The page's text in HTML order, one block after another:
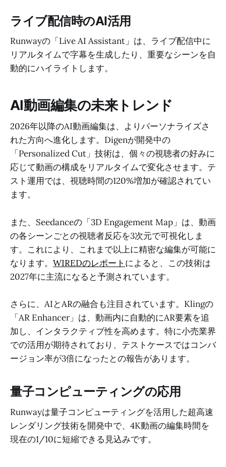
ライブ配信時のAI活用
Runwayの「Live AI Assistant」は、ライブ配信中に
リアルタイムで字幕を生成したり、重要なシーンを自
動的にハイライトします。
AI動画編集の未来トレンド
2026年以降のAI動画編集は、よりパーソナライズさ
れた方向へ進化します。Digenが開発中の
「Personalized Cut」技術は、個々の視聴者の好みに
応じて動画の構成をリアルタイムで変化させます。テ
スト運用では、視聴時間の120%増加が確認されてい
ます。
また、Seedanceの「3D Engagement Map」は、動画
の各シーンごとの視聴者反応を3次元で可視化しま
す。これにより、これまで以上に精密な編集が可能に
なります。 WIREDのレポート によると、この技術は
2027年に主流になると予測されています。
さらに、AIとARの融合も注目されています。Klingの
「AR Enhancer」は、動画内に自動的にAR要素を追
加し、インタラクティブ性を高めます。特に小売業界
での活用が期待されており、テストケースではコンバ
ージョン率が3倍になったとの報告があります。
量子コンピューティングの応用
Runwayは量子コンピューティングを活用した超高速
レンダリング技術を開発中で、4K動画の編集時間を
現在の1/10に短縮できる見込みです。